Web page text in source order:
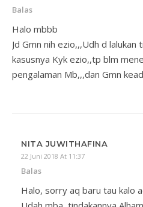
Balas
Halo mbbb
Jd Gmn nih ezio,,,Udh d lalukan
kasusnya Kyk ezio,,tp blm
pengalaman Mb,,,dan Gmn
NITA JUWITHAFINA
22 Juni 2018 At 11:37
Balas
Halo, sorry aq baru tau kalo